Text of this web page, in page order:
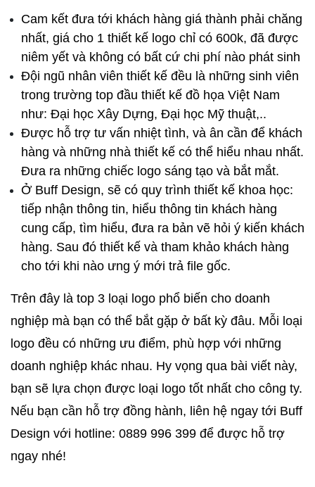
Cam kết đưa tới khách hàng giá thành phải chăng
nhất, giá cho 1 thiết kế logo chỉ có 600k, đã được
niêm yết và không có bất cứ chi phí nào phát sinh
Đội ngũ nhân viên thiết kế đều là những sinh viên
trong trường top đầu thiết kế đồ họa Việt Nam
như: Đại học Xây Dựng, Đại học Mỹ thuật,..
Được hỗ trợ tư vấn nhiệt tình, và ân cần để khách
hàng và những nhà thiết kế có thể hiểu nhau nhất.
Đưa ra những chiếc logo sáng tạo và bắt mắt.
Ở Buff Design, sẽ có quy trình thiết kế khoa học:
tiếp nhận thông tin, hiểu thông tin khách hàng
cung cấp, tìm hiểu, đưa ra bản vẽ hỏi ý kiến khách
hàng. Sau đó thiết kế và tham khảo khách hàng
cho tới khi nào ưng ý mới trả file gốc.
Trên đây là top 3 loại logo phổ biến cho doanh
nghiệp mà bạn có thể bắt gặp ở bất kỳ đâu. Mỗi loại
logo đều có những ưu điểm, phù hợp với những
doanh nghiệp khác nhau. Hy vọng qua bài viết này,
bạn sẽ lựa chọn được loại logo tốt nhất cho công ty.
Nếu bạn cần hỗ trợ đồng hành, liên hệ ngay tới Buff
Design với hotline: 0889 996 399 để được hỗ trợ
ngay nhé!